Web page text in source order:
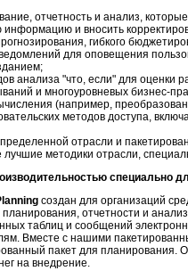
отчетность и анализ,
и вносить
гибкого
для оповещения
анализа "что, если" для оценки
и многоуровневых бизнес-
(например,
методов доступа,
отрасли и
методики отрасли,
специально
создан для организаций
отчетности и
таблиц и сообщений
Вместе с нашими
пакет для планирования.
на внедрение.